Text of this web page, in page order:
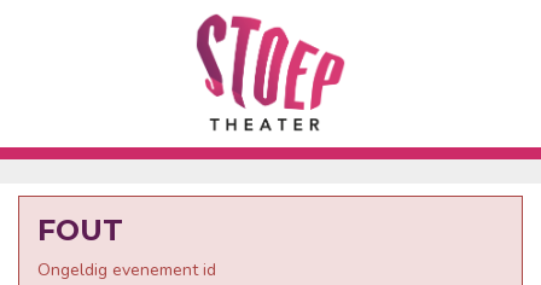
FOUT
Ongeldig evenement id